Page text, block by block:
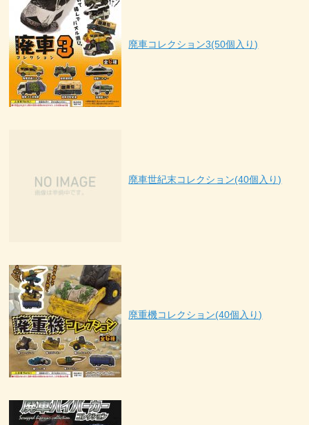
廃車コレクション3(50個入り)
廃車世紀末コレクション(40個入り)
廃重機コレクション(40個入り)